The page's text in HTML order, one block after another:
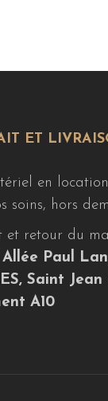
ET
en
soins, hors
et retour du
Paul
Saint Jean
A10